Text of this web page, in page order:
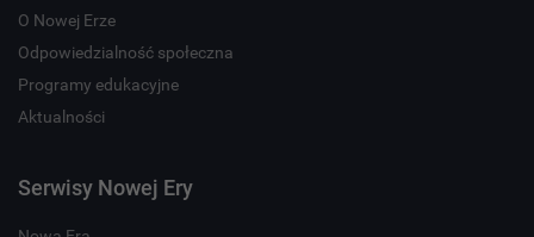
O Nowej Erze
Odpowiedzialność społeczna
Programy edukacyjne
Aktualności
Serwisy Nowej Ery